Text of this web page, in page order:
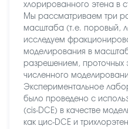
хлорированного этена в
Мы рассматриваем три
масштаба (т.е. поровый,
исследуем
моделирования в
разрешением, проточных
численного
Экспериментальное
было проведено с
(cis-DCE) в качестве
как цис-DCE и